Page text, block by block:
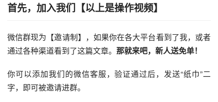
首先，加入我们【以上是操作视频】
微信群现为【邀请制】，如果你在各大平台看到了我，或者
通过各种渠道看到了这篇文章。 那就来吧，新人送免单！
你可以添加我们的微信客服，验证通过后，发送“纸巾”二
字，即可被邀请进群。